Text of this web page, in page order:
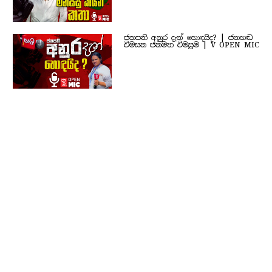
ජනපති අනුර දැන් හොඳයිද? | ජනහඬ
විමසන ජනමත විමසුම | V OPEN MIC